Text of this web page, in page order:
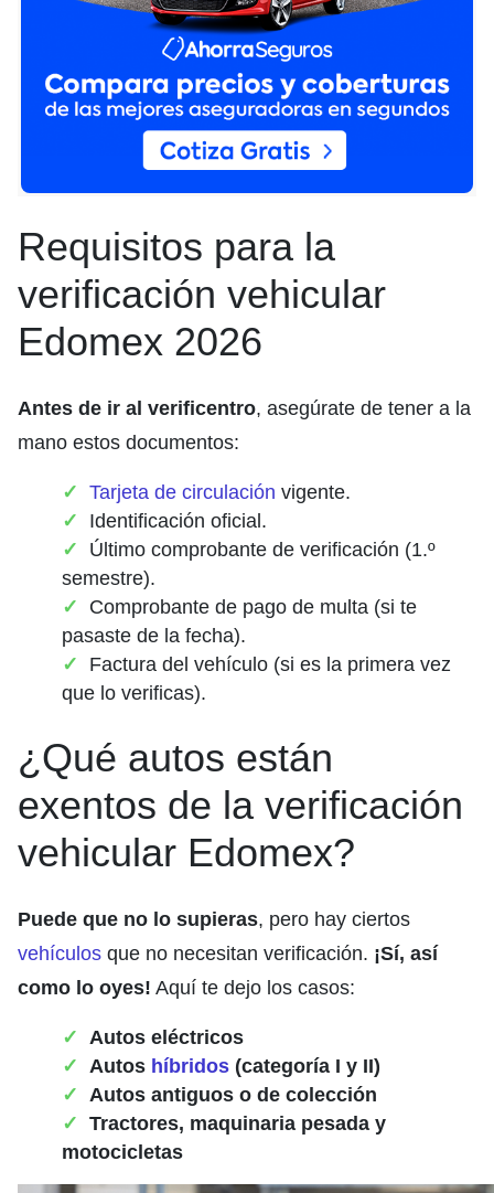
Requisitos para la
verificación vehicular
Edomex 2026
Antes de ir al verificentro, asegúrate de tener a la
mano estos documentos:
Tarjeta de circulación vigente.
Identificación oficial.
Último comprobante de verificación (1.º
semestre).
Comprobante de pago de multa (si te
pasaste de la fecha).
Factura del vehículo (si es la primera vez
que lo verificas).
¿Qué autos están
exentos de la verificación
vehicular Edomex?
Puede que no lo supieras, pero hay ciertos
vehículos que no necesitan verificación. ¡Sí, así
como lo oyes! Aquí te dejo los casos:
Autos eléctricos
Autos híbridos (categoría I y II)
Autos antiguos o de colección
Tractores, maquinaria pesada y
motocicletas